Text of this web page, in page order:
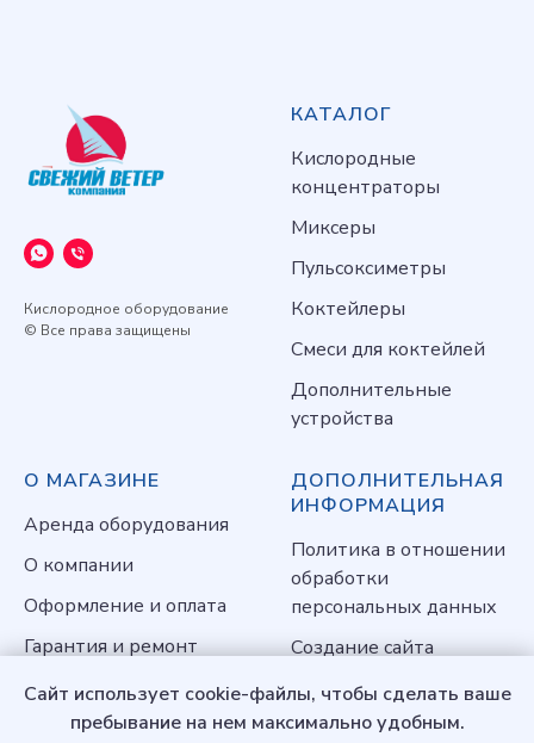
Кислородное оборудование
© Все права защищены
КАТАЛОГ
Кислородные
концентраторы
Миксеры
Пульсоксиметры
Коктейлеры
Смеси для коктейлей
Дополнительные
устройства
О МАГАЗИНЕ
Аренда оборудования
О компании
Оформление и оплата
Гарантия и ремонт
Контакты
ДОПОЛНИТЕЛЬНАЯ
ИНФОРМАЦИЯ
Политика в отношении
обработки
персональных данных
Создание сайта
Сайт использует cookie-файлы, чтобы сделать ваше
пребывание на нем максимально удобным.